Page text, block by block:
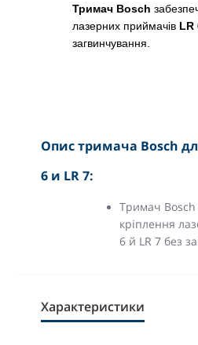
Тримач Bosch
лазерних приймачів LR
загвинчування.
Опис тримача Bosch
6 и LR 7:
Тримач Bosch
кріплення
6 й LR 7 без
Характеристики